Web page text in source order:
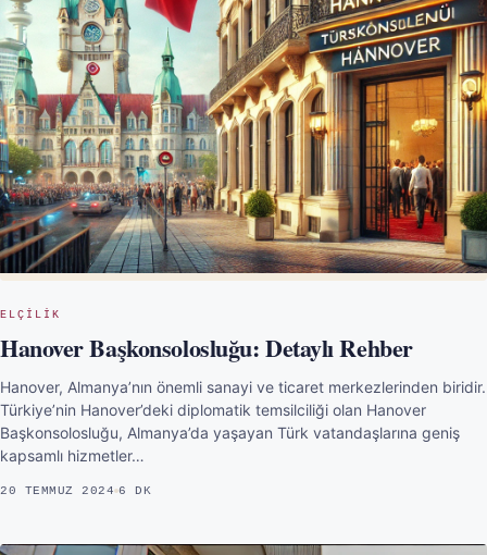
ELÇILIK
Hanover Başkonsolosluğu: Detaylı Rehber
Hanover, Almanya’nın önemli sanayi ve ticaret merkezlerinden biridir.
Türkiye’nin Hanover’deki diplomatik temsilciliği olan Hanover
Başkonsolosluğu, Almanya’da yaşayan Türk vatandaşlarına geniş
kapsamlı hizmetler…
20 TEMMUZ 2024 6 DK